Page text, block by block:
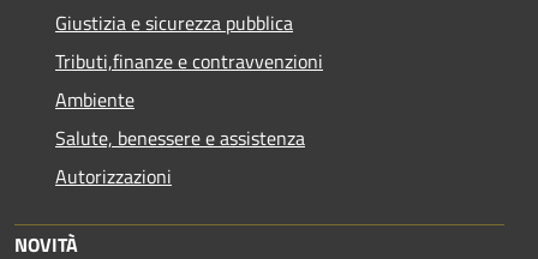
Giustizia e sicurezza pubblica
Tributi,finanze e contravvenzioni
Ambiente
Salute, benessere e assistenza
Autorizzazioni
NOVITÀ